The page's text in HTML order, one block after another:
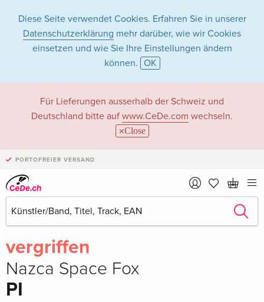
Diese Seite verwendet Cookies. Erfahren Sie in unserer
Datenschutzerklärung mehr darüber, wie wir Cookies
einsetzen und wie Sie Ihre Einstellungen ändern
können. OK
Für Lieferungen ausserhalb der Schweiz und
Deutschland bitte auf www.CeDe.com wechseln.
Close
PORTOFREIER VERSAND
vergriffen
Nazca Space Fox
PI